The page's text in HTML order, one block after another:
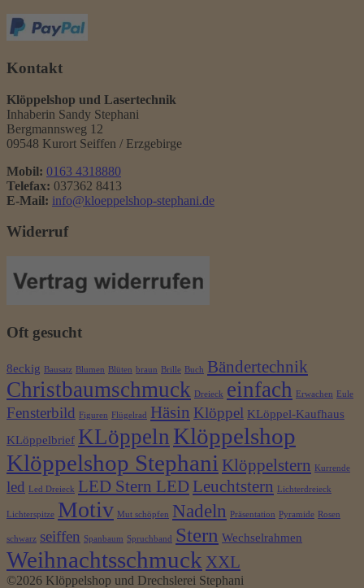
Kontakt
Klöppelshop und Lasertechnik
Inhaberin Sandy Stephani
Bergmannsweg 12
09548 Kurort Seiffen / Erzgebirge
Mobil: 0163 4318880
Telefax: 037362 8413
E-Mail: info@kloeppelshop-stephani.de
Widerruf
Oft gesucht
8eckig Bausatz Blumen Blüten braun Brille Buch Bändertechnik
Christbaumschmuck Dreieck einfach Erwachen Eule
Fensterbild Figuren Flügelrad Häsin Klöppel KLöppel-Kaufhaus
KLöppelbrief KLöppeln Klöppelshop
Klöppelshop Stephani Klöppelstern Kurrende
led Led Dreieck LED Stern LED Leuchtstern Lichterdreieck
Lichterspitze Motiv Mut schöpfen Nadeln Präsentation Pyramide Rosen
schwarz seiffen Spanbaum Spruchband Stern Wechselrahmen
Weihnachtsschmuck XXL
©2026 Klöppelshop und Drechslerei Stephani